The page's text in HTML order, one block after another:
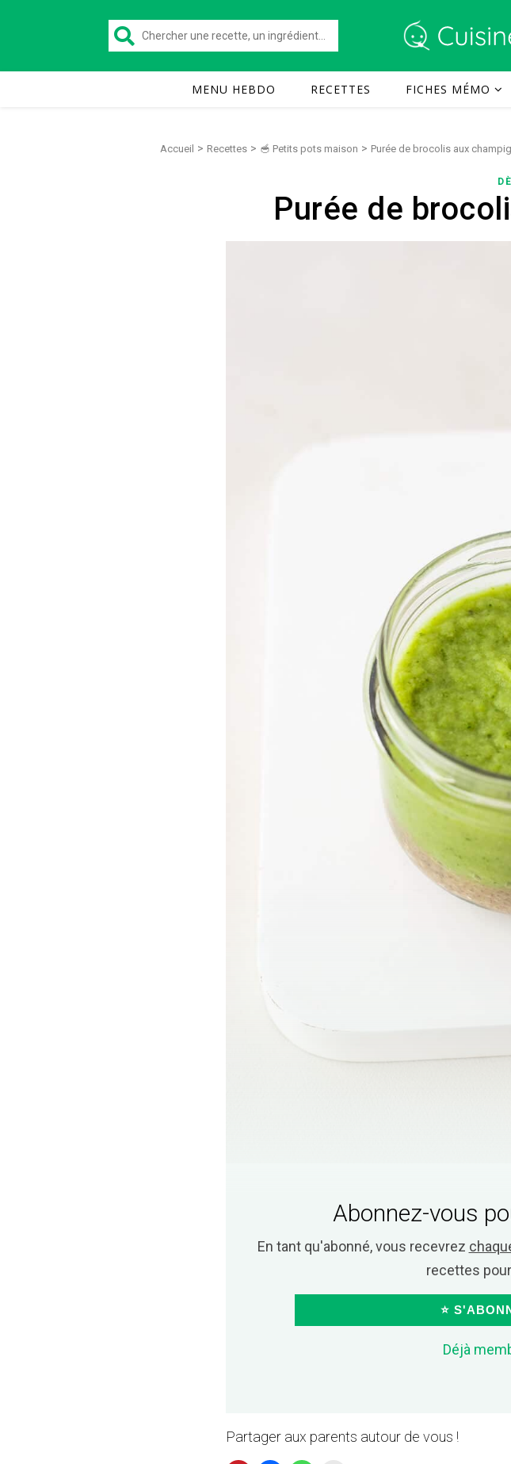
MENU HEBDO RECETTES FICHES MÉMO
Accueil > Recettes > 🥣 Petits pots maison > Purée de brocolis aux
Purée de
Abonnez-vous
En tant qu'abonné, vous recevrez
recettes pour
⭐
Déjà
Partager aux parents autour de vous !